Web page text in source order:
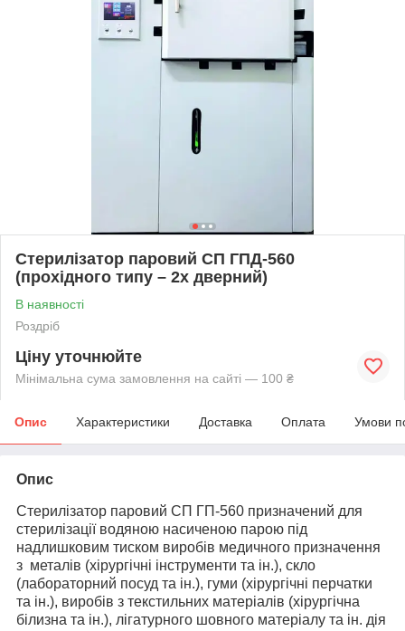
Стерилізатор паровий СП ГПД-560
(прохідного типу – 2х дверний)
В наявності
Роздріб
Ціну уточнюйте
Мінімальна сума замовлення на сайті — 100 ₴
Опис Характеристики Доставка Оплата Умови
Опис
Стерилізатор паровий СП ГП-560 призначений для
стерилізації водяною насиченою парою під
надлишковим тиском виробів медичного призначення
з металів (хірургічні інструменти та ін.), скло
(лабораторний посуд та ін.), гуми (хірургічні перчатки
та ін.), виробів з текстильних матеріалів (хірургічна
білизна та ін.), лігатурного шовного матеріалу та ін. дія